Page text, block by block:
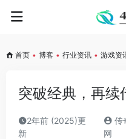
首页 • 博客 • 行业资讯 • 游戏资
突破经典，再续
2年前 (2025)更
新
传
网